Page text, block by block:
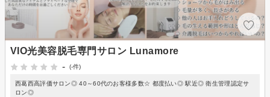
VIO光美容脱毛専門サロン Lunamore
-
(-件)
西葛西高評価サロン◎ 40～60代のお客様多数☆ 都度払い◎ 駅近◎ 衛生管理認定サ
ロン◎